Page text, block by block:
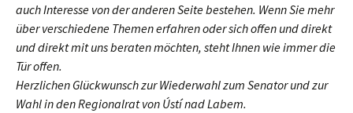
auch Interesse von der anderen Seite bestehen. Wenn Sie mehr
über verschiedene Themen erfahren oder sich offen und direkt
und direkt mit uns beraten möchten, steht Ihnen wie immer die
Tür offen.
Herzlichen Glückwunsch zur Wiederwahl zum Senator und zur
Wahl in den Regionalrat von Ústí nad Labem.